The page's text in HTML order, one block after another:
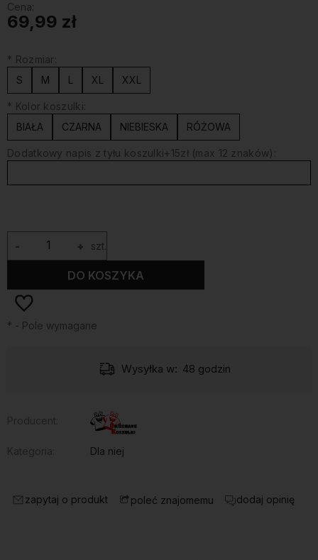
Cena:
69,99 zł
* Rozmiar:
S
M L XL XXL
* Kolor koszulki:
BIAŁA
CZARNA NIEBIESKA RÓŻOWA
Dodatkowy napis z tyłu koszulki+15zł (max 12 znaków):
+
- szt.
DO KOSZYKA
* - Pole wymagane
Wysyłka w: 48 godzin
Dla niej
zapytaj o produkt poleć znajomemu dodaj opinię